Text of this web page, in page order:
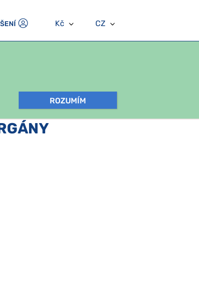
Kč CZ
ROZUMÍM